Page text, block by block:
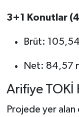
3+1 Konutlar
Brüt:
Net: 84,57
Arifiye TOKİ
Projede yer